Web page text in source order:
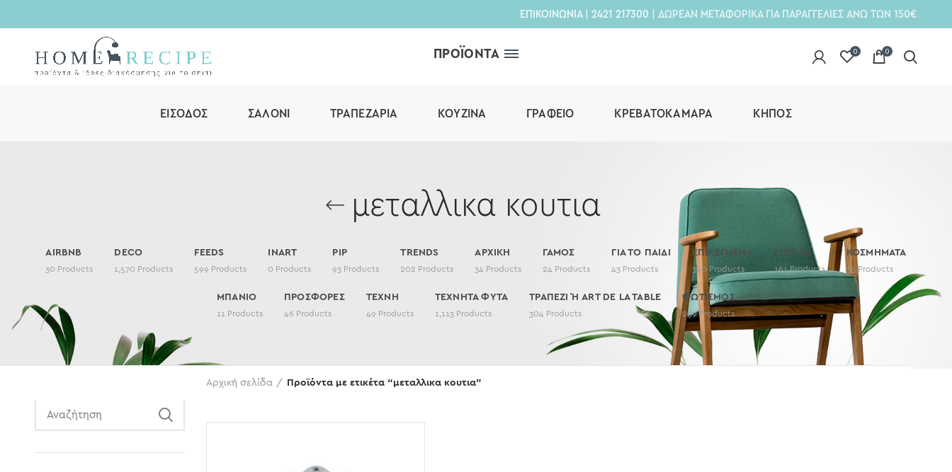
ΕΠΙΚΟΙΝΩΝΙΑ| 2421 217300 | ΔΩΡΕΑΝ ΜΕΤΑΦΟΡΙΚΑ ΓΙΑ ΠΑΡΑΓΓΕΛΙΕΣ ΑΝΩ ΤΩΝ 150€
ΠΡΟΪΟΝΤΑ 0 0
ΕΊΣΟΔΟΣ ΣΑΛΌΝΙ ΤΡΑΠΕΖΑΡΊΑ ΚΟΥΖΊΝΑ ΓΡΑΦΕΊΟ ΚΡΕΒΑΤΟΚΆΜΑΡΑ ΚΉΠΟΣ
μεταλλικα κουτια
AIRBNB
30 Products
DECO
1,570 Products
FEEDS
599 Products
INART
0 Products
PIP
93 Products
TRENDS
202 Products
ΑΡΧΙΚΗ
34 Products
ΓΑΜΟΣ
24 Products
ΓΙΑ ΤΟ ΠΑΙΔΙ
43 Products
ΕΠΙΛΕΓΜΕΝΑ
340 Products
ΕΠΙΠΛΑ
161 Products
ΚΟΣΜΗΜΑΤΑ
35 Products
ΜΠΑΝΙΟ
11 Products
ΠΡΟΣΦΟΡΕΣ
46 Products
ΤΕΧΝΗ
49 Products
ΤΕΧΝΗΤΑ ΦΥΤΑ
1,113 Products
ΤΡΑΠΕΖΙ Ή ART DE LA TABLE
304 Products
ΦΩΤΙΣΜΟΣ
259 Products
Αρχική σελίδα Προϊόντα με ετικέτα “μεταλλικα κουτια”